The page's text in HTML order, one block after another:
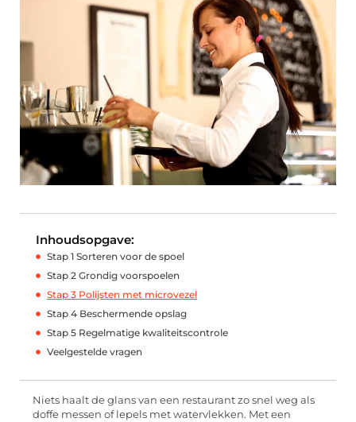
Inhoudsopgave:
Stap 1 Sorteren voor de spoel
Stap 2 Grondig voorspoelen
Stap 3 Polijsten met microvezel
Stap 4 Beschermende opslag
Stap 5 Regelmatige kwaliteitscontrole
Veelgestelde vragen
Niets haalt de glans van een restaurant zo snel weg als
doffe messen of lepels met watervlekken. Met een